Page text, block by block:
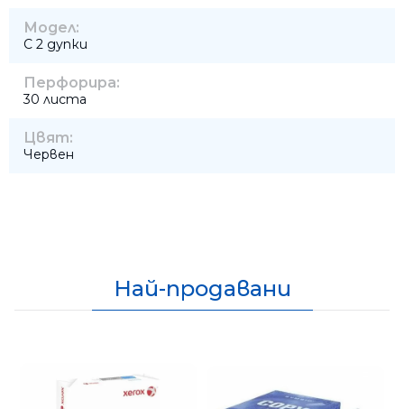
Модел:
С 2 дупки
Перфорира:
30 листа
Цвят:
Червен
Най-продавани